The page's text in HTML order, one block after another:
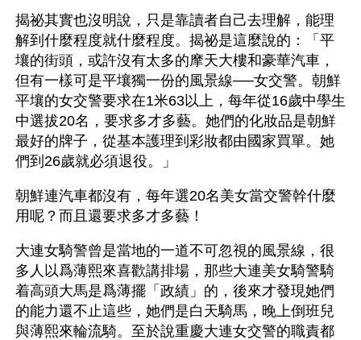
揭祕其實也沒明說，只是靠讀者自己去理解，能理
解到什麼程度就什麼程度。揭祕是這麼說的：「平
壤的街頭，或許沒有太多的摩天大樓和豪華汽車，
但有一樣可是平壤獨一份的風景線──女交警。朝鮮
平壤的女交警要求在1米63以上，每年從16歲中學生
中選拔20名，要求多才多藝。她們的化妝品是朝鮮
最好的牌子，從基本護理到彩妝都由國家買單。她
們到26歲就必須退役。」
朝鮮連汽車都沒有，每年選20名美女當交警幹什麼
用呢？而且還要求多才多藝！
大連女騎警曾是當地的一道不可忽視的風景線，很
多人以爲薄熙來喜歡講排場，那些大連美女騎警騎
着高頭大馬是爲薄擺「政績」的，後來才發現她們
的能力還不止這些，她們是白天騎馬，晚上倒班兒
與薄熙來輪流騎。至於說重慶大連女交警的職責都